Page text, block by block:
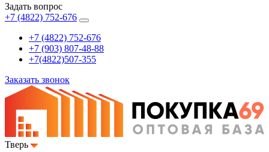
Задать вопрос
+7 (4822) 752-676
+7 (4822) 752-676
+7 (903) 807-48-88
+7(4822)507-355
Заказать звонок
Тверь